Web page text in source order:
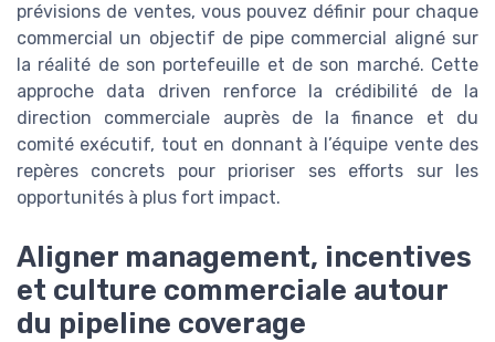
prévisions de ventes, vous pouvez définir pour chaque
commercial un objectif de pipe commercial aligné sur
la réalité de son portefeuille et de son marché. Cette
approche data driven renforce la crédibilité de la
direction commerciale auprès de la finance et du
comité exécutif, tout en donnant à l’équipe vente des
repères concrets pour prioriser ses efforts sur les
opportunités à plus fort impact.
Aligner management, incentives
et culture commerciale autour
du pipeline coverage